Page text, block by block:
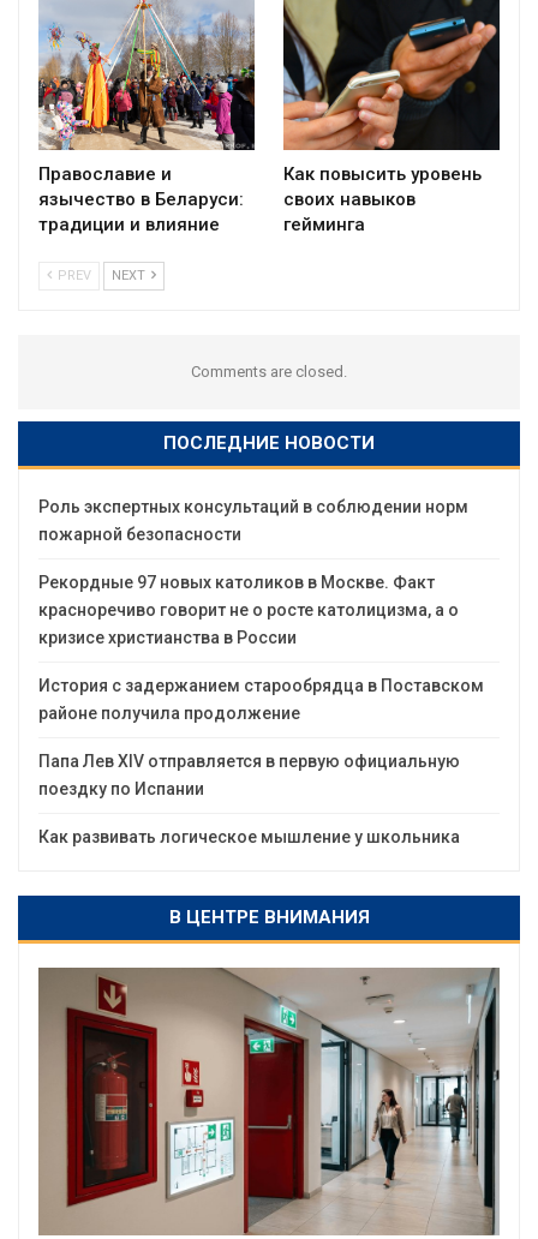
Православие и
язычество в Беларуси:
традиции и влияние
Как повысить уровень
своих навыков
гейминга
PREV NEXT
Comments are closed.
ПОСЛЕДНИЕ НОВОСТИ
Роль экспертных консультаций в соблюдении норм
пожарной безопасности
Рекордные 97 новых католиков в Москве. Факт
красноречиво говорит не о росте католицизма, а о
кризисе христианства в России
История с задержанием старообрядца в Поставском
районе получила продолжение
Папа Лев XIV отправляется в первую официальную
поездку по Испании
Как развивать логическое мышление у школьника
В ЦЕНТРЕ ВНИМАНИЯ